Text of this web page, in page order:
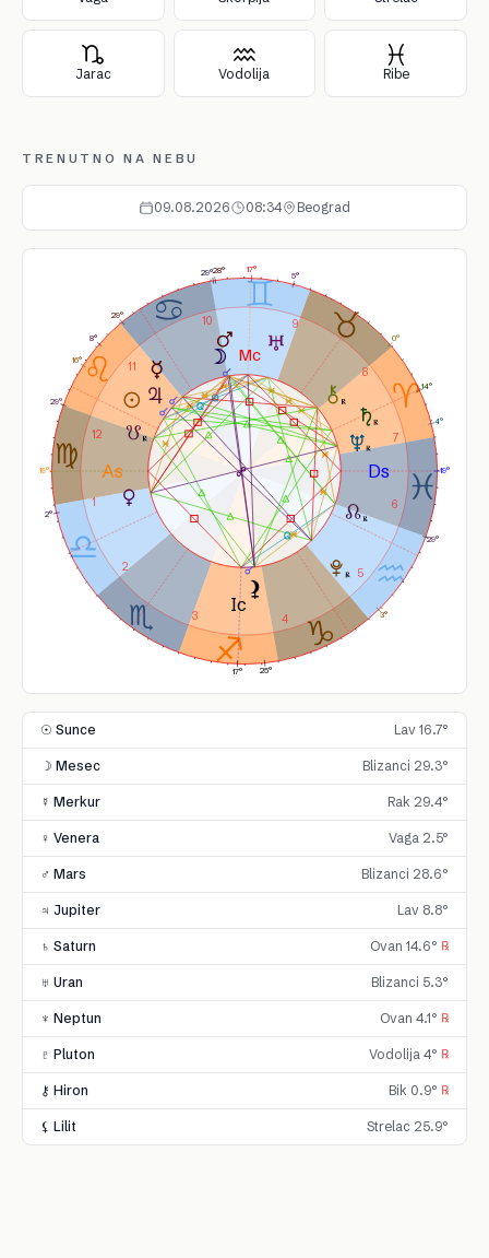
Jarac Vodolija Ribe
TRENUTNO NA NEBU
09.08.2026 08:34 Beograd
1
2
3 4
5
6
7
8
9
10
11
12
16°
29°
29°
2°
28°
8°
14°
5°
4°
3°
29°
0°
19°
17°
19°
17° 25°
29°
☉ Sunce Lav 16.7°
☽ Mesec Blizanci 29.3°
☿ Merkur Rak 29.4°
♀ Venera Vaga 2.5°
♂ Mars Blizanci 28.6°
♃ Jupiter Lav 8.8°
♄ Saturn Ovan 14.6° ℞
♅ Uran Blizanci 5.3°
♆ Neptun Ovan 4.1° ℞
♇ Pluton Vodolija 4° ℞
⚷ Hiron Bik 0.9° ℞
⚸ Lilit Strelac 25.9°